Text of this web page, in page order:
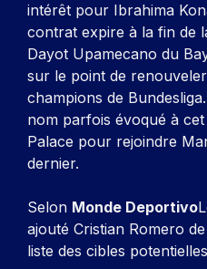
intérêt pour Ibrahima
contrat expire à la fin de
Dayot Upamecano du
sur le point de
champions de
nom parfois évoqué à
Palace pour rejoindre
dernier.
Selon Monde Deportivo
ajouté Cristian Romero
liste des cibles